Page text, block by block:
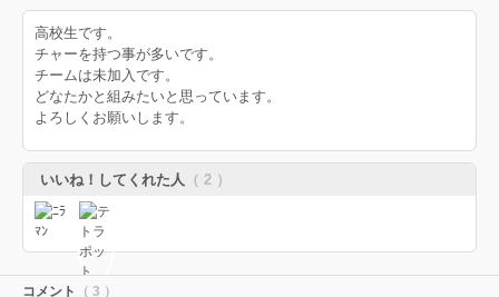
高校生です。
チャーを持つ事が多いです。
チームは未加入です。
どなたかと組みたいと思っています。
よろしくお願いします。
いいね！してくれた人 （ 2 ）
コメント （ 3 ）